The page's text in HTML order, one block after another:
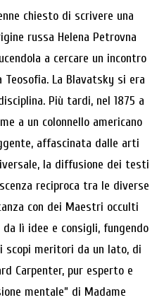
chiesto di scrivere una
russa Helena Petrovna
a cercare un incontro
La Blavatsky si era
Più tardi, nel 1875 a
a un colonnello americano
affascinata dalle arti
la diffusione dei testi
reciproca tra le diverse
con dei Maestri occulti
lì idee e consigli, fungendo
scopi meritori da un lato, di
Carpenter, pur esperto e
mentale” di Madame